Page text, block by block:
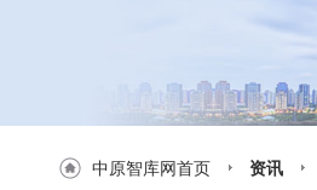
中原智库网首页 资讯